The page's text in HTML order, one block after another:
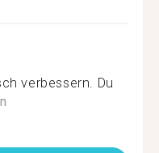
verbessern. Du